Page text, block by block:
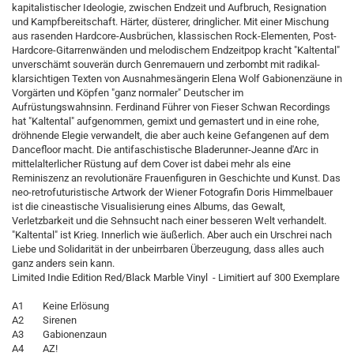
kapitalistischer Ideologie, zwischen Endzeit und Aufbruch, Resignation
und Kampfbereitschaft. Härter, düsterer, dringlicher. Mit einer Mischung
aus rasenden Hardcore-Ausbrüchen, klassischen Rock-Elementen, Post-
Hardcore-Gitarrenwänden und melodischem Endzeitpop kracht "Kaltental"
unverschämt souverän durch Genremauern und zerbombt mit radikal-
klarsichtigen Texten von Ausnahmesängerin Elena Wolf Gabionenzäune in
Vorgärten und Köpfen "ganz normaler" Deutscher im
Aufrüstungswahnsinn. Ferdinand Führer von Fieser Schwan Recordings
hat "Kaltental" aufgenommen, gemixt und gemastert und in eine rohe,
dröhnende Elegie verwandelt, die aber auch keine Gefangenen auf dem
Dancefloor macht. Die antifaschistische Bladerunner-Jeanne d'Arc in
mittelalterlicher Rüstung auf dem Cover ist dabei mehr als eine
Reminiszenz an revolutionäre Frauenfiguren in Geschichte und Kunst. Das
neo-retrofuturistische Artwork der Wiener Fotografin Doris Himmelbauer
ist die cineastische Visualisierung eines Albums, das Gewalt,
Verletzbarkeit und die Sehnsucht nach einer besseren Welt verhandelt.
"Kaltental" ist Krieg. Innerlich wie äußerlich. Aber auch ein Urschrei nach
Liebe und Solidarität in der unbeirrbaren Überzeugung, dass alles auch
ganz anders sein kann.
Limited Indie Edition Red/Black Marble Vinyl - Limitiert auf 300 Exemplare
A1 Keine Erlösung
A2 Sirenen
A3 Gabionenzaun
A4 AZ!